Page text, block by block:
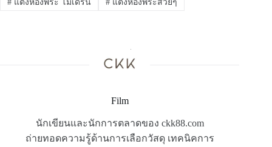
#แต่งห้องพระ โมเดิร์น #แต่งห้องพระสวยๆ
Film
นักเขียนและนักการตลาดของ ckk88.com
ถ่ายทอดความรู้ด้านการเลือกวัสดุ เทคนิคการ